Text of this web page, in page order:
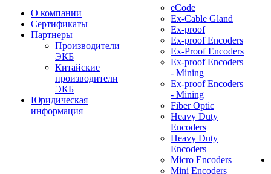
О компании
Сертификаты
Партнеры
Производители
ЭКБ
Китайские
производители
ЭКБ
Юридическая
информация
eCode
Ex-Cable Gland
Ex-proof
Ex-proof Encoders
Ex-Proof Encoders
Ex-proof Encoders
- Mining
Ex-proof Encoders
- Mining
Fiber Optic
Heavy Duty
Encoders
Heavy Duty
Encoders
Micro Encoders
Mini Encoders